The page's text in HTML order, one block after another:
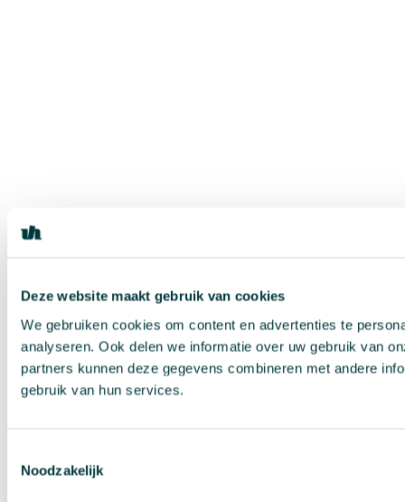
Deze website maakt gebruik van cookies
We gebruiken cookies om content en advertenties te
analyseren. Ook delen we informatie over uw gebruik van
partners kunnen deze gegevens combineren met andere
gebruik van hun services.
Noodzakelijk